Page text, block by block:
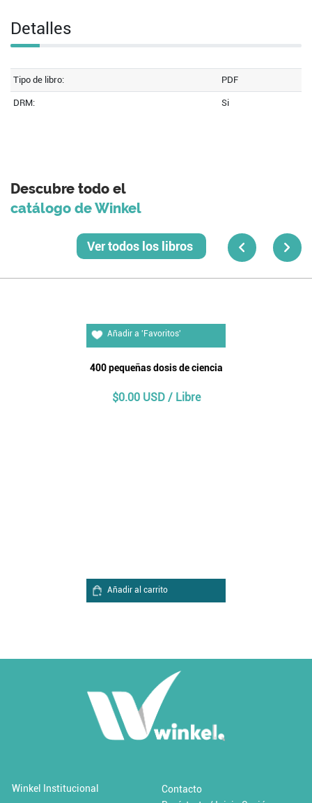
Detalles
Tipo de libro: PDF
DRM: Si
Descubre todo el
catálogo de Winkel
Ver todos los libros
Añadir a 'Favoritos'
400 pequeñas dosis de ciencia
$0.00 USD / Libre
Añadir al carrito
$0.00 USD / Libre
Winkel Institucional
Contacto